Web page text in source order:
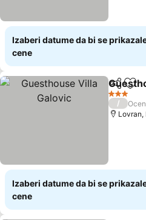
Izaberi datume da bi se
cene
Deli
3 Zvezdice
/
Lovran,
Izaberi datume da bi se
cene